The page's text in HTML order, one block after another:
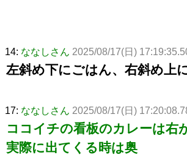
14: ななしさん 2025/08/17(日)
左斜め下にごはん、右斜め上
17: ななしさん 2025/08/17(日)
ココイチの看板のカレーは右
実際に出てくる時は奥